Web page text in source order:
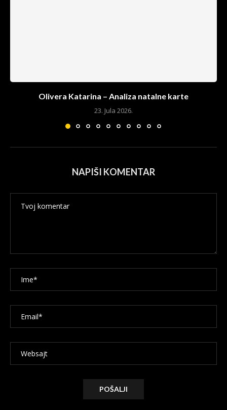
Olivera Katarina – Analiza natalne karte
23. Jula 2026.
NAPIŠI KOMENTAR